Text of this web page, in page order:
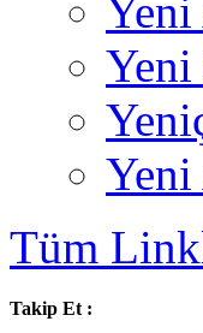
Yeni
Yeni
Tüm
Takip Et :